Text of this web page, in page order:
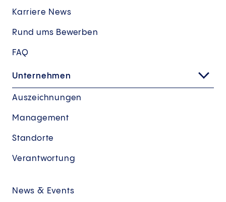
Karriere News
Rund ums Bewerben
FAQ
Unternehmen
Auszeichnungen
Management
Standorte
Verantwortung
News & Events